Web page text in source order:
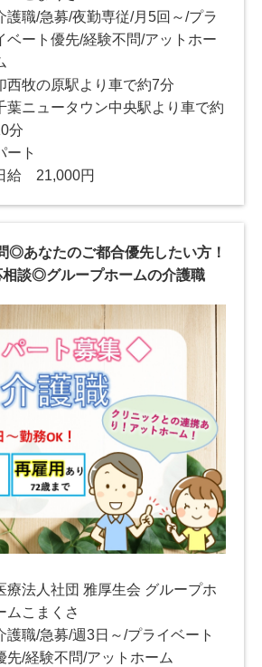
護職/急募/夜勤専従/月5回～/プラ
ベート優先/経験不問/アットホー
西牧の原駅より車で約7分
葉ニュータウン中央駅より車で約
分
ート
給 21,000円
あなたのご都合優先したい方！
談◎グループホームの介護職
療法人社団 雅厚生会 グループホ
ムこまくさ
護職/急募/週3日～/プライベート
先/経験不問/アットホーム